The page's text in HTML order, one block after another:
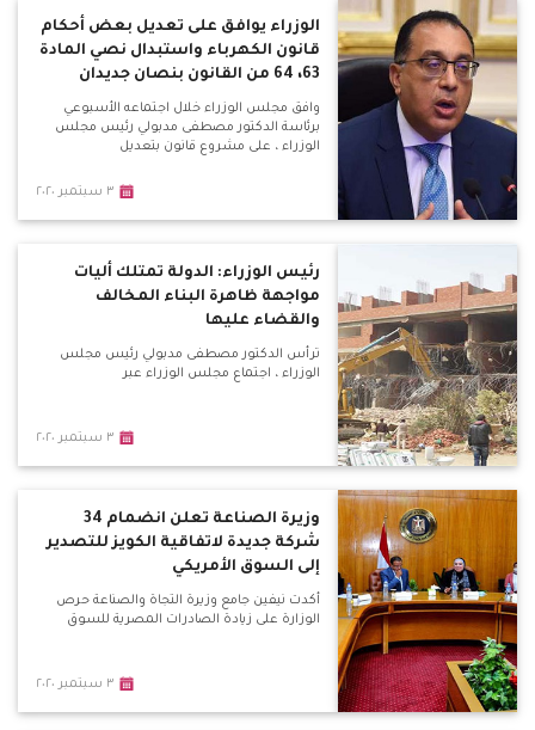
الوزراء يوافق على تعديل بعض أحكام
قانون الكهرباء واستبدال نصي المادة
63، 64 من القانون بنصان جديدان
وافق مجلس الوزراء خلال اجتماعه الأسبوعي
برئاسة الدكتور مصطفى مدبولي رئيس مجلس
الوزراء ، على مشروع قانون بتعديل
٣ سبتمبر ٢٠٢٠
رئيس الوزراء: الدولة تمتلك أليات
مواجهة ظاهرة البناء المخالف
والقضاء عليها
ترأس الدكتور مصطفى مدبولي رئيس مجلس
الوزراء ، اجتماع مجلس الوزراء عبر
٣ سبتمبر ٢٠٢٠
وزيرة الصناعة تعلن انضمام 34
شركة جديدة لاتفاقية الكويز للتصدير
إلى السوق الأمريكي
أكدت نيفين جامع وزيرة التجاة والصناعة حرص
الوزارة على زيادة الصادرات المصرية للسوق
٣ سبتمبر ٢٠٢٠